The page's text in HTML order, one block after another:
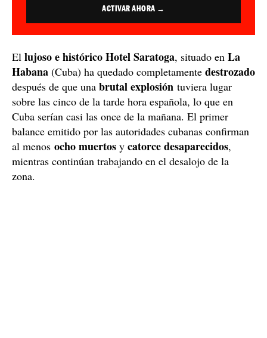
ACTIVAR AHORA →
El lujoso e históricoHotel Saratoga, situado en La
Habana (Cuba) ha quedado completamente destrozado
después de que una brutal explosión tuviera lugar
sobre las cinco de la tarde hora española, lo que en
Cuba serían casi las once de la mañana. El primer
balance emitido por las autoridades cubanas confirman
al menos ocho muertos y catorce desaparecidos,
mientras continúan trabajando en el desalojo de la
zona.